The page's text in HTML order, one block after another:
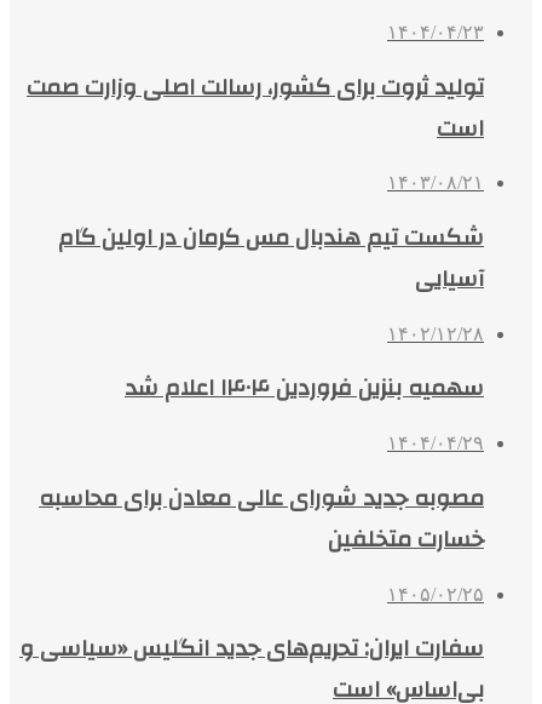
۱۴۰۴/۰۴/۲۳
تولید ثروت برای کشور، رسالت اصلی وزارت صمت
است
۱۴۰۳/۰۸/۲۱
شکست تیم هندبال مس کرمان در اولین گام
آسیایی
۱۴۰۲/۱۲/۲۸
سهمیه بنزین فروردین‌ ۱۴۰۴ اعلام شد
۱۴۰۴/۰۴/۲۹
مصوبه جدید شورای عالی معادن برای محاسبه
خسارت متخلفین
۱۴۰۵/۰۲/۲۵
سفارت ایران: تحریم‌های جدید انگلیس «سیاسی و
بی‌اساس» است